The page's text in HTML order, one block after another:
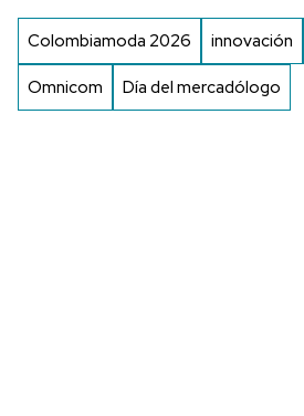
Colombiamoda 2026 innovación
Omnicom Día del mercadólogo